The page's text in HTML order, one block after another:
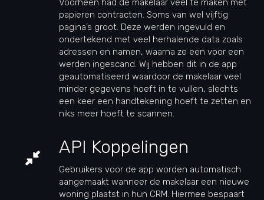
Voorheen had de makelaar veel te maken met
papieren contracten. Soms van wel vijftig
pagina’s groot. Deze werden ingevuld en
ondertekend met veel herhalende data zoals
adressen en namen, waarna ze een voor een
werden ingescand. Wij hebben dit in de app
geautomatiseerd waardoor de makelaar veel
minder gegevens hoeft in te vullen, slechts
een keer een handtekening hoeft te zetten en
niks meer hoeft te scannen.
API Koppelingen
Gebruikers voor de app worden automatisch
aangemaakt wanneer de makelaar een nieuwe
woning plaatst in hun CRM. Hiermee bespaart